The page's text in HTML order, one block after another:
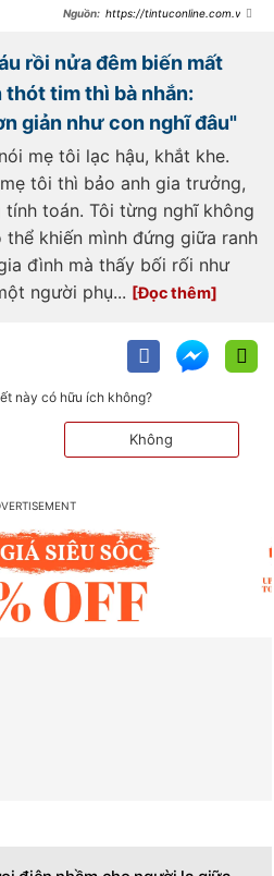
https://tintuconline.com.vn/
cung-goi-dien-giuc-ve-
5049152.html
rồi nửa đêm biến mất
thót tim thì bà nhắn:
giản như con nghĩ đâu"
mẹ tôi lạc hậu, khắt khe.
tôi thì bảo anh gia trưởng,
tính toán. Tôi từng nghĩ không
thể khiến mình đứng giữa ranh
đình mà thấy bối rối như
người phụ...
này có hữu ích không?
Không